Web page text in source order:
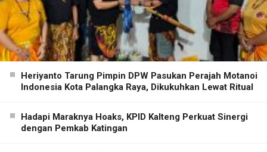
Heriyanto Tarung Pimpin DPW Pasukan Perajah Motanoi
Indonesia Kota Palangka Raya, Dikukuhkan Lewat Ritual
Hadapi Maraknya Hoaks, KPID Kalteng Perkuat Sinergi
dengan Pemkab Katingan